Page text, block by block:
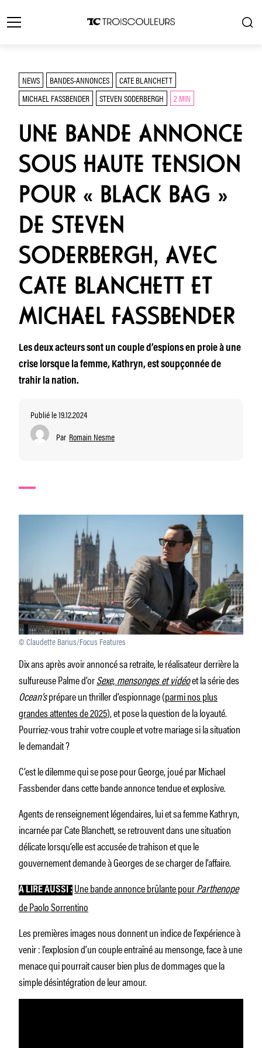
NEWS BANDES-ANNONCES
CATE BLANCHETT
MICHAEL FASSBENDER
STEVEN SODERBERGH 2 MIN
UNE BANDE ANNONCE
SOUS HAUTE TENSION
POUR « BLACK BAG »
DE STEVEN
SODERBERGH, AVEC
CATE BLANCHETT ET
MICHAEL FASSBENDER
Les deux acteurs sont un couple d’espions en proie à une
crise lorsque la femme, Kathryn, est soupçonnée de
trahir la nation.
Publié le 19.12.2024
Par Romain Nesme
© Claudette Barius/Focus Features
Dix ans après avoir annoncé sa retraite, le réalisateur derrière la
sulfureuse Palme d’orSexe, mensonges et vidéoet la série des
Ocean’sprépare un thriller d’espionnage (parmi nos plus
grandes attentes de 2025), et pose la question de la loyauté.
Pourriez-vous trahir votre couple et votre mariage si la situation
le demandait ?
C’est le dilemme qui se pose pour George, joué par Michael
Fassbender dans cette bande annonce tendue et explosive.
Agents de renseignement légendaires, lui et sa femme Kathryn,
incarnée par Cate Blanchett, se retrouvent dans une situation
délicate lorsqu’elle est accusée de trahison et que le
gouvernement demande à Georges de se charger de l’affaire.
À LIRE AUSSI : Une bande annonce brûlante pourParthenope
de Paolo Sorrentino
Les premières images nous donnent un indice de l’expérience à
venir : l’explosion d’un couple entraîné au mensonge, face à une
menace qui pourrait causer bien plus de dommages que la
simple désintégration de leur amour.